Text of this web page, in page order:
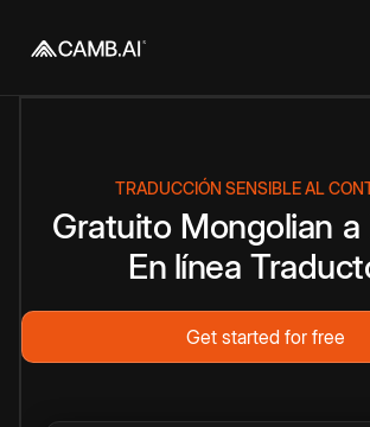
TRADUCCIÓN SENSIBLE AL
Gratuito Mongolian a
En línea
Get started for free